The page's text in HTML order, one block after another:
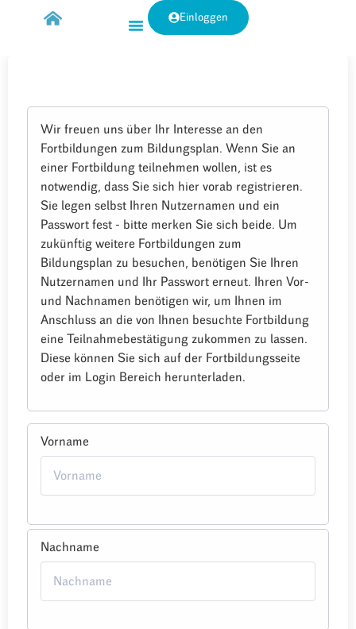
Einloggen
Wir freuen uns über Ihr Interesse an den
Fortbildungen zum Bildungsplan. Wenn Sie an
einer Fortbildung teilnehmen wollen, ist es
notwendig, dass Sie sich hier vorab registrieren.
Sie legen selbst Ihren Nutzernamen und ein
Passwort fest - bitte merken Sie sich beide. Um
zukünftig weitere Fortbildungen zum
Bildungsplan zu besuchen, benötigen Sie Ihren
Nutzernamen und Ihr Passwort erneut. Ihren Vor-
und Nachnamen benötigen wir, um Ihnen im
Anschluss an die von Ihnen besuchte Fortbildung
eine Teilnahmebestätigung zukommen zu lassen.
Diese können Sie sich auf der Fortbildungsseite
oder im Login Bereich herunterladen.
Vorname
Nachname